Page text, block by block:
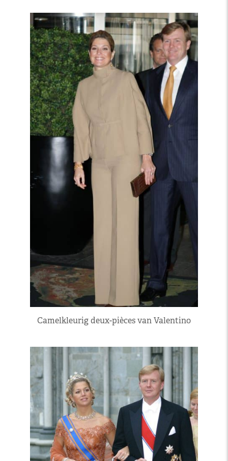
Camelkleurig deux-pièces van Valentino